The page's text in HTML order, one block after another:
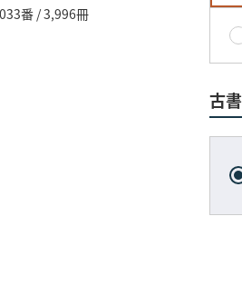
番 / 3,996冊
古書